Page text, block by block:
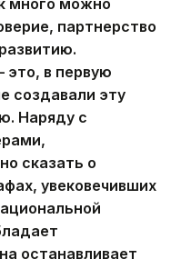
много можно
партнерство
в первую
создавали эту
Наряду с
сказать о
увековечивших
останавливает